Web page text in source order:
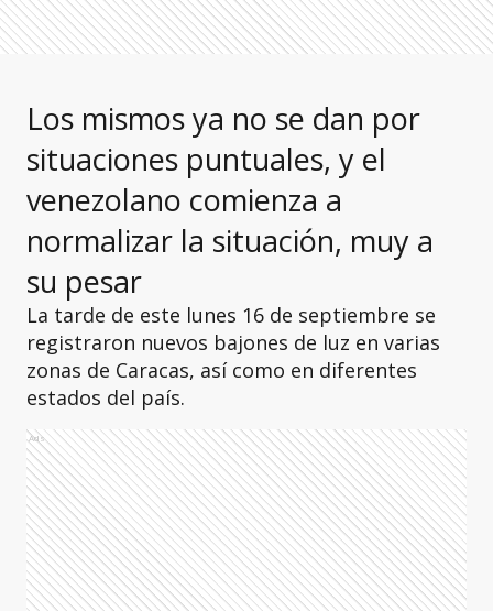
Los mismos ya no se dan por
situaciones puntuales, y el
venezolano comienza a
normalizar la situación, muy a
su pesar
La tarde de este lunes 16 de septiembre se
registraron nuevos bajones de luz en varias
zonas de Caracas, así como en diferentes
estados del país.
Ads